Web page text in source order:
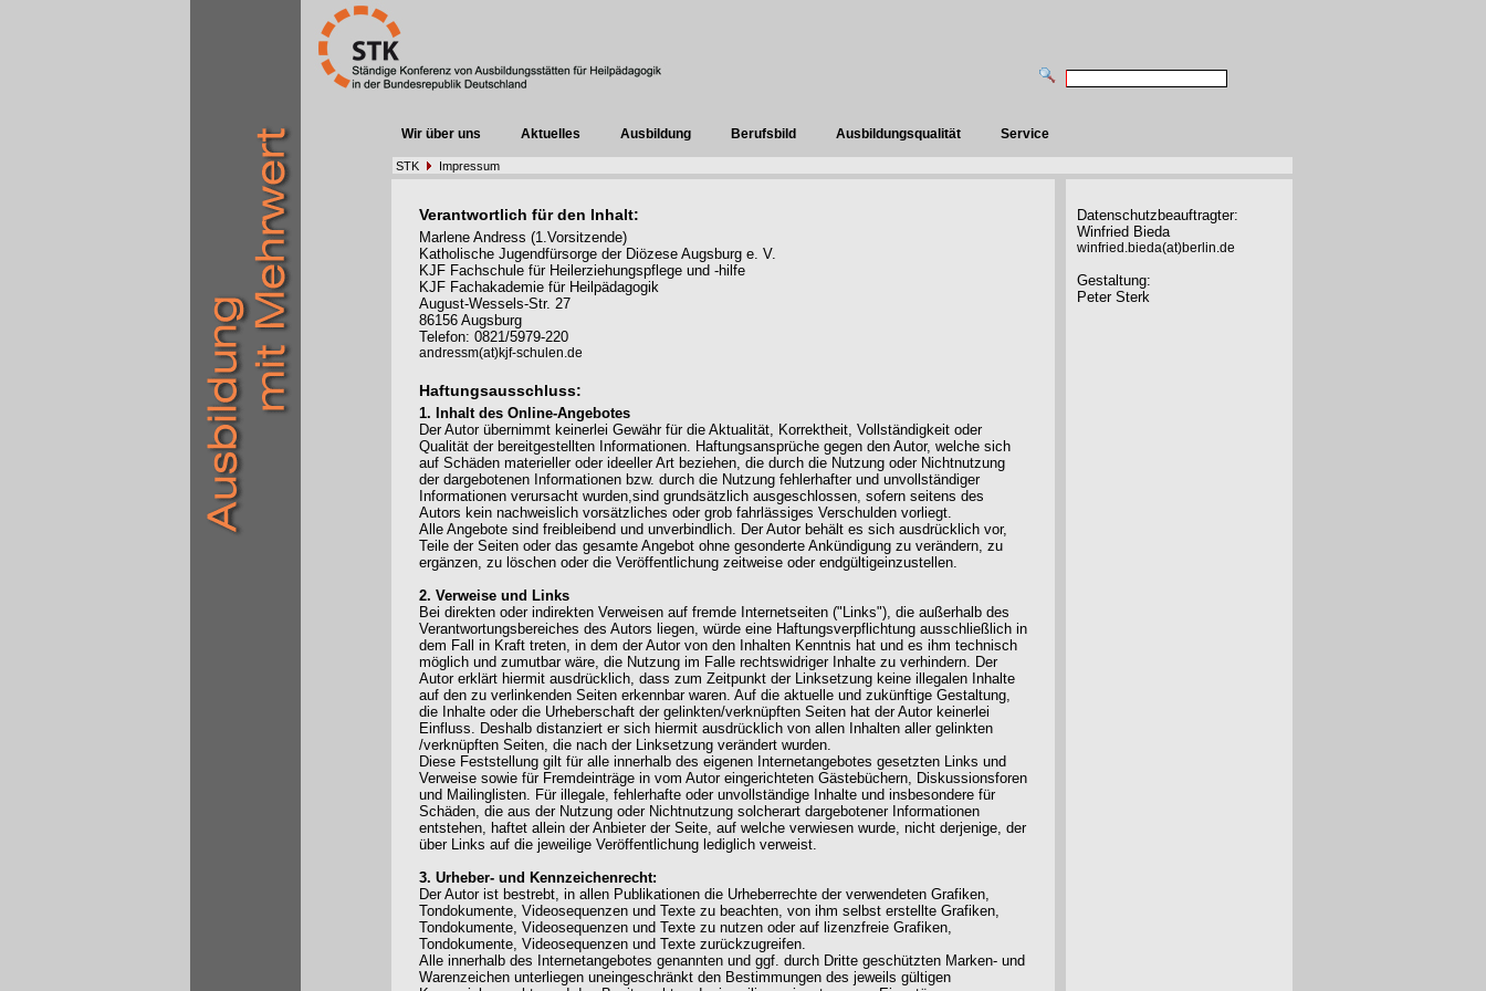
Wir über uns Aktuelles Ausbildung Berufsbild Ausbildungsqualität Service
STK Impressum
Verantwortlich für den Inhalt:
Marlene Andress (1.Vorsitzende)
Katholische Jugendfürsorge der Diözese Augsburg e. V.
KJF Fachschule für Heilerziehungspflege und -hilfe
KJF Fachakademie für Heilpädagogik
August-Wessels-Str. 27
86156 Augsburg
Telefon: 0821/5979-220
andressm(at)kjf-schulen.de
Haftungsausschluss:
1. Inhalt des Online-Angebotes
Der Autor übernimmt keinerlei Gewähr für die Aktualität, Korrektheit, Vollständigkeit oder
Qualität der bereitgestellten Informationen. Haftungsansprüche gegen den Autor, welche sich
auf Schäden materieller oder ideeller Art beziehen, die durch die Nutzung oder Nichtnutzung
der dargebotenen Informationen bzw. durch die Nutzung fehlerhafter und unvollständiger
Informationen verursacht wurden,sind grundsätzlich ausgeschlossen, sofern seitens des
Autors kein nachweislich vorsätzliches oder grob fahrlässiges Verschulden vorliegt.
Alle Angebote sind freibleibend und unverbindlich. Der Autor behält es sich ausdrücklich vor,
Teile der Seiten oder das gesamte Angebot ohne gesonderte Ankündigung zu verändern, zu
ergänzen, zu löschen oder die Veröffentlichung zeitweise oder endgültigeinzustellen.
2. Verweise und Links
Bei direkten oder indirekten Verweisen auf fremde Internetseiten ("Links"), die außerhalb des
Verantwortungsbereiches des Autors liegen, würde eine Haftungsverpflichtung ausschließlich in
dem Fall in Kraft treten, in dem der Autor von den Inhalten Kenntnis hat und es ihm technisch
möglich und zumutbar wäre, die Nutzung im Falle rechtswidriger Inhalte zu verhindern. Der
Autor erklärt hiermit ausdrücklich, dass zum Zeitpunkt der Linksetzung keine illegalen Inhalte
auf den zu verlinkenden Seiten erkennbar waren. Auf die aktuelle und zukünftige Gestaltung,
die Inhalte oder die Urheberschaft der gelinkten/verknüpften Seiten hat der Autor keinerlei
Einfluss. Deshalb distanziert er sich hiermit ausdrücklich von allen Inhalten aller gelinkten
/verknüpften Seiten, die nach der Linksetzung verändert wurden.
Diese Feststellung gilt für alle innerhalb des eigenen Internetangebotes gesetzten Links und
Verweise sowie für Fremdeinträge in vom Autor eingerichteten Gästebüchern, Diskussionsforen
und Mailinglisten. Für illegale, fehlerhafte oder unvollständige Inhalte und insbesondere für
Schäden, die aus der Nutzung oder Nichtnutzung solcherart dargebotener Informationen
entstehen, haftet allein der Anbieter der Seite, auf welche verwiesen wurde, nicht derjenige, der
über Links auf die jeweilige Veröffentlichung lediglich verweist.
3. Urheber- und Kennzeichenrecht:
Der Autor ist bestrebt, in allen Publikationen die Urheberrechte der verwendeten Grafiken,
Tondokumente, Videosequenzen und Texte zu beachten, von ihm selbst erstellte Grafiken,
Tondokumente, Videosequenzen und Texte zu nutzen oder auf lizenzfreie Grafiken,
Tondokumente, Videosequenzen und Texte zurückzugreifen.
Alle innerhalb des Internetangebotes genannten und ggf. durch Dritte geschützten Marken- und
Warenzeichen unterliegen uneingeschränkt den Bestimmungen des jeweils gültigen
Datenschutzbeauftragter:
Winfried Bieda
winfried.bieda(at)berlin.de
Gestaltung:
Peter Sterk